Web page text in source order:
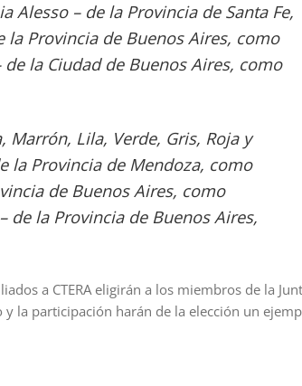
Alesso – de la Provincia de Santa Fe,
la Provincia de Buenos Aires, como
la Ciudad de Buenos Aires, como
Marrón, Lila, Verde, Gris, Roja y
la Provincia de Mendoza, como
de Buenos Aires, como
de la Provincia de Buenos Aires,
a CTERA eligirán a los miembros de la
y la participación harán de la elección un